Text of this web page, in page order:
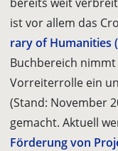
ist vor allem das
rary of Humanities
Buchbereich nimmt
Vorreiterrolle ein
(Stand: November
gemacht. Aktuell
Förderung von